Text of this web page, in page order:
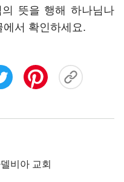
뜻을 행해 하나님나
서 확인하세요.
비아 교회